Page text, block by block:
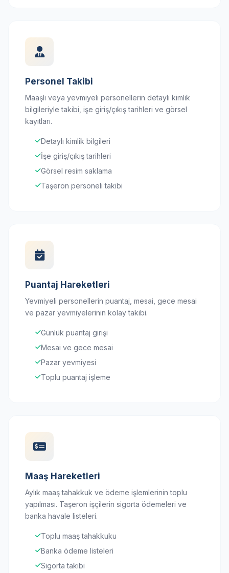
Personel Takibi
Maaşlı veya yevmiyeli personellerin detaylı kimlik
bilgileriyle takibi, işe giriş/çıkış tarihleri ve görsel
kayıtları.
Detaylı kimlik bilgileri
İşe giriş/çıkış tarihleri
Görsel resim saklama
Taşeron personeli takibi
Puantaj Hareketleri
Yevmiyeli personellerin puantaj, mesai, gece mesai
ve pazar yevmiyelerinin kolay takibi.
Günlük puantaj girişi
Mesai ve gece mesai
Pazar yevmiyesi
Toplu puantaj işleme
Maaş Hareketleri
Aylık maaş tahakkuk ve ödeme işlemlerinin toplu
yapılması. Taşeron işçilerin sigorta ödemeleri ve
banka havale listeleri.
Toplu maaş tahakkuku
Banka ödeme listeleri
Sigorta takibi